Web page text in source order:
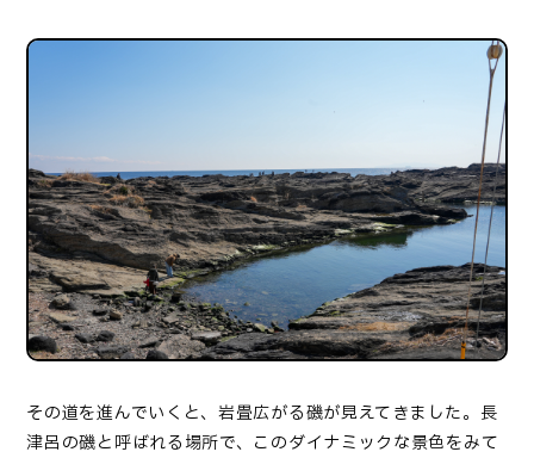
その道を進んでいくと、岩畳広がる磯が見えてきました。長
津呂の磯と呼ばれる場所で、このダイナミックな景色をみて